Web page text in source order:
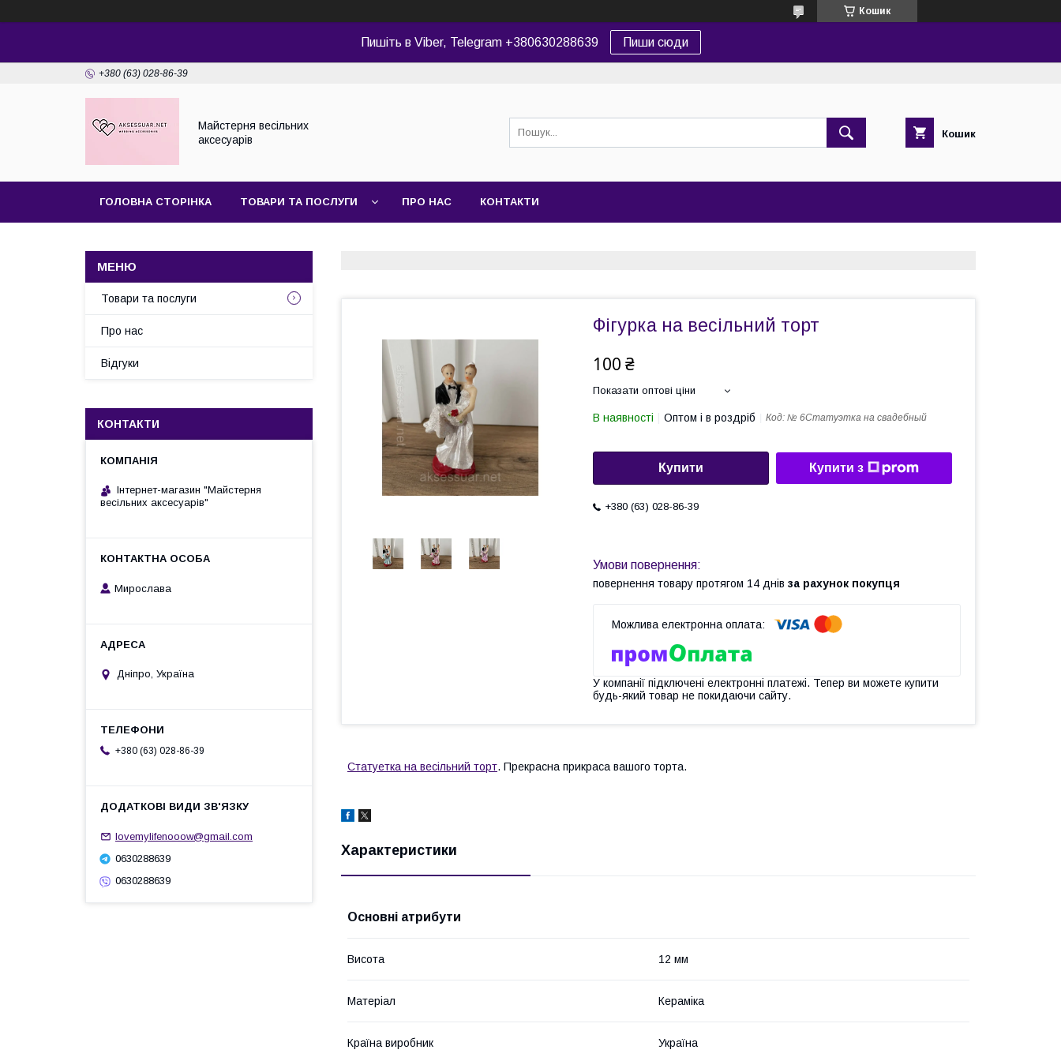
Кошик
Пишіть в Viber, Telegram +380630288639 Пиши сюди
+380 (63) 028-86-39
Майстерня веcільних
аксесуарів
Кошик
ГОЛОВНА СТОРІНКА ТОВАРИ ТА ПОСЛУГИ ПРО НАС КОНТАКТИ
Фігурка на весільний торт
100 ₴
Показати оптові ціни
В наявності Оптом і в роздріб Код: № 6Статуэтка на свадебный
Купити Купити з
+380 (63) 028-86-39
повернення товару протягом 14 днів за рахунок покупця
У компанії підключені електронні платежі. Тепер ви можете купити
будь-який товар не покидаючи сайту.
Статуетка на весільний торт. Прекрасна прикраса вашого торта.
Характеристики
Основні атрибути
Висота 12 мм
Матеріал Кераміка
Країна виробник Україна
Товари та послуги
Про нас
Відгуки
КОНТАКТИ
Інтернет-магазин "Майстерня
весільних аксесуарів"
Мирослава
Дніпро, Україна
+380 (63) 028-86-39
lovemylifenooow@gmail.com
0630288639
0630288639